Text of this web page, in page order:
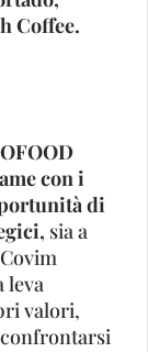
Coffee.
con i
di
sia a
leva
valori,